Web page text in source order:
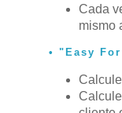
Cada
mismo
"Easy